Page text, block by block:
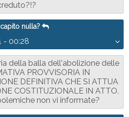
nulla?
- 00:28
della balla dell'abolizione delle
PROVVISORIA IN
DEFINITIVA CHE SI ATTUA
COSTITUZIONALE IN ATTO.
non vi informate?